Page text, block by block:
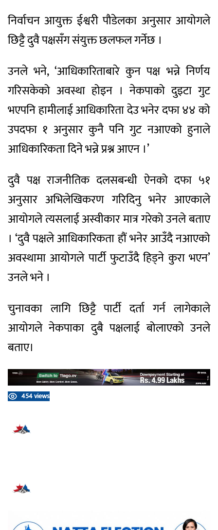
निर्वाचन आयुक्त ईश्वरी पौडेलका अनुसार आयोगले
छिट्टै दुवै पक्षसँग संयुक्त छलफल गर्नेछ ।
उनले भने, ‘आधिकारिताबारे कुन पक्ष भन्ने निर्णय
गरिसकेको अवस्था होइन । नेकपाको दुइटा गुट
भएपनि हामीलाई आधिकारिता देउ भनेर दफा ४४ को
उपदफा १ अनुसार कुनै पनि गुट नआएको हुनाले
आधिकारिकता दिने भन्ने प्रश्न आएन ।’
दुवै पक्ष राजनीतिक दलसबन्धी ऐनको दफा ५१
अनुसार अभिलेखिकरण गरिदिनु भनेर आएकाले
आयोगले त्यसलाई अस्वीकार मात्र गरेको उनले बताए
। ‘दुवै पक्षले आधिकारिकता हौं भनेर आउँदै नआएको
अवस्थामा आयोगले पार्टी फुटाउँदै हिड्ने कुरा भएन’
उनले भने ।
चुनावका लागि छिट्टै पार्टी दर्ता गर्न लागेकाले
आयोगले नेकपाका दुबै पक्षलाई बोलाएको उनले
बताए।
454 views